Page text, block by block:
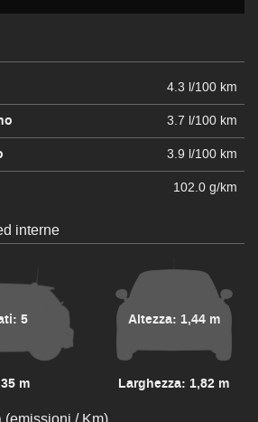
4.3 l/100 km
3.7 l/100 km
3.9 l/100 km
102.0 g/km
interne
5
m
Altezza: 1,44 m
Larghezza: 1,82 m